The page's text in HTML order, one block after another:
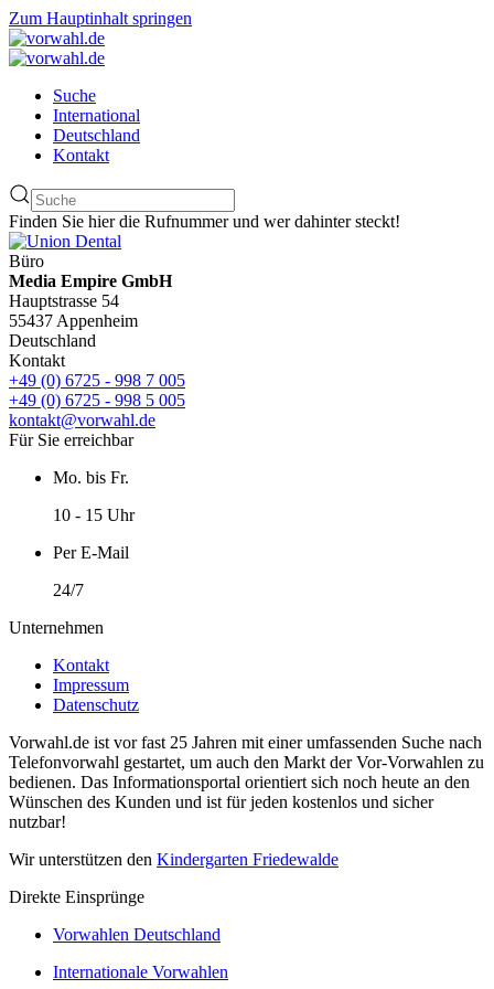
Zum Hauptinhalt springen
Suche
International
Deutschland
Kontakt
Finden Sie hier die Rufnummer und wer dahinter steckt!
Büro
Media Empire GmbH
Hauptstrasse 54
55437 Appenheim
Deutschland
Kontakt
+49 (0) 6725 - 998 7 005
+49 (0) 6725 - 998 5 005
kontakt@vorwahl.de
Für Sie erreichbar
Mo. bis Fr.
10 - 15 Uhr
Per E-Mail
24/7
Unternehmen
Kontakt
Impressum
Datenschutz
Vorwahl.de ist vor fast 25 Jahren mit einer umfassenden Suche nach
Telefonvorwahl gestartet, um auch den Markt der Vor-Vorwahlen zu
bedienen. Das Informationsportal orientiert sich noch heute an den
Wünschen des Kunden und ist für jeden kostenlos und sicher
nutzbar!
Wir unterstützen den Kindergarten Friedewalde
Direkte Einsprünge
Vorwahlen Deutschland
Internationale Vorwahlen